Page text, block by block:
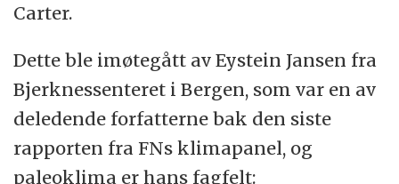
Carter.
Dette ble imøtegått av Eystein Jansen fra
Bjerknessenteret i Bergen, som var en av
deledende forfatterne bak den siste
rapporten fra FNs klimapanel, og
paleoklima er hans fagfelt: